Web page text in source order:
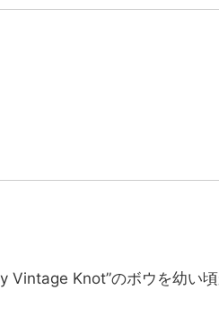
Vintage Knot”のボウを幼い